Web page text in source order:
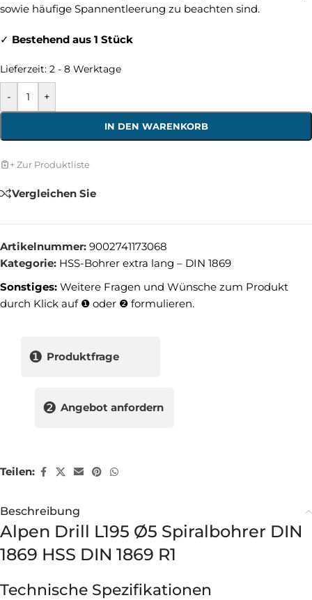
sowie häufige Spannentleerung zu beachten sind.
✓ Bestehend aus 1 Stück
Lieferzeit: 2 - 8 Werktage
- +
IN DEN WARENKORB
+ Zur Produktliste
Vergleichen Sie
Artikelnummer: 9002741173068
Kategorie: HSS-Bohrer extra lang – DIN 1869
Sonstiges: Weitere Fragen und Wünsche zum Produkt
durch Klick auf ❶ oder ❷ formulieren.
❶ Produktfrage
❷ Angebot anfordern
Teilen:
Beschreibung
Alpen Drill L195 Ø5 Spiralbohrer DIN
1869 HSS DIN 1869 R1
Technische Spezifikationen